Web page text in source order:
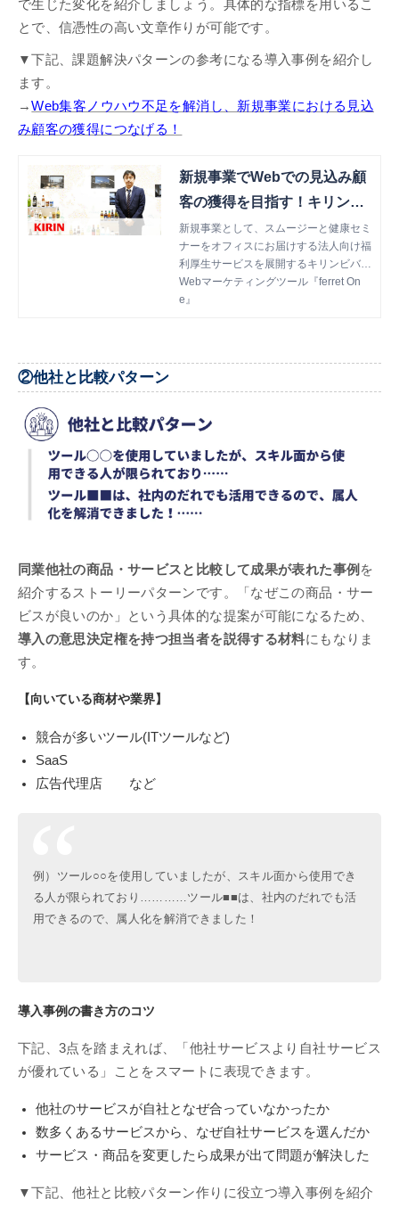
で生じた変化を紹介しましょう。具体的な指標を用いるこ
とで、信憑性の高い文章作りが可能です。
▼下記、課題解決パターンの参考になる導入事例を紹介し
ます。
→Web集客ノウハウ不足を解消し、新規事業における見込
み顧客の獲得につなげる！
新規事業でWebでの見込み顧
客の獲得を目指す！キリンビ
バレッジ担当者インタビュー
｜ferret One（フェレット ワ
ン）
新規事業として、スムージーと健康セミ
ナーをオフィスにお届けする法人向け福
利厚生サービスを展開するキリンビバレ
ッジ株式会社さま。新規事業における見
込み顧客獲得のため、ferret Oneを導入
Webマーケティングツール『ferret On
e』
②他社と比較パターン
同業他社の商品・サービスと比較して成果が表れた事例 を
紹介するストーリーパターンです。「なぜこの商品・サー
ビスが良いのか」という具体的な提案が可能になるため、
導入の意思決定権を持つ担当者を説得する材料にもなりま
す。
【向いている商材や業界】
競合が多いツール(ITツールなど)
SaaS
広告代理店 など
例）ツール○○を使用していましたが、スキル面から使用でき
る人が限られており…………ツール■■は、社内のだれでも活
用できるので、属人化を解消できました！
導入事例の書き方のコツ
下記、3点を踏まえれば、「他社サービスより自社サービス
が優れている」ことをスマートに表現できます。
他社のサービスが自社となぜ合っていなかったか
数多くあるサービスから、なぜ自社サービスを選んだか
サービス・商品を変更したら成果が出て問題が解決した
▼下記、他社と比較パターン作りに役立つ導入事例を紹介